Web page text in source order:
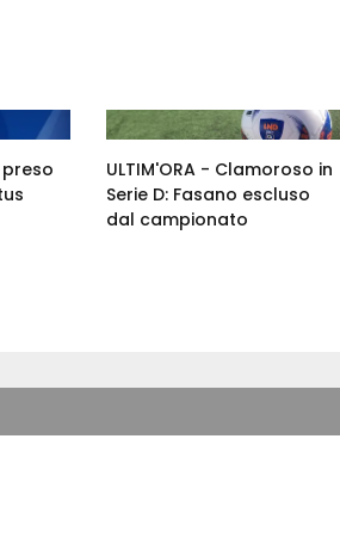
preso
ULTIM'ORA - Clamoroso in
Serie D: Fasano escluso
dal campionato